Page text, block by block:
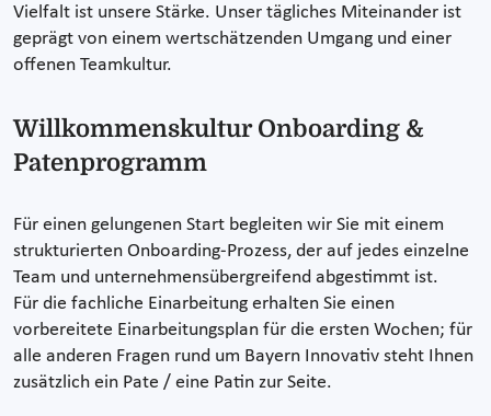
Vielfalt ist unsere Stärke. Unser tägliches Miteinander ist
geprägt von einem wertschätzenden Umgang und einer
offenen Teamkultur.
Willkommenskultur Onboarding &
Patenprogramm
Für einen gelungenen Start begleiten wir Sie mit einem
strukturierten Onboarding-Prozess, der auf jedes einzelne
Team und unternehmensübergreifend abgestimmt ist.
Für die fachliche Einarbeitung erhalten Sie einen
vorbereitete Einarbeitungsplan für die ersten Wochen; für
alle anderen Fragen rund um Bayern Innovativ steht Ihnen
zusätzlich ein Pate / eine Patin zur Seite.